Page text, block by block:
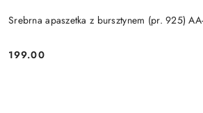
Srebrna apaszetka z bursztynem (pr. 925)
Cena:
199.00